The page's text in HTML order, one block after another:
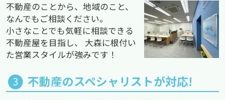
不動産のことから、地域のこと、
なんでもご相談ください。
小さなことでも気軽に相談できる
不動産屋を目指し、 大森に根付い
た営業スタイルが強みです！
不動産のスペシャリストが対応!